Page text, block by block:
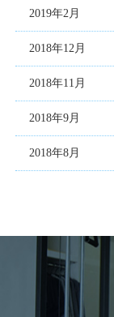
2019年2月
2018年12月
2018年11月
2018年9月
2018年8月